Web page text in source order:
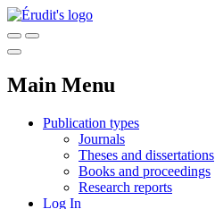
Main Menu
Publication types
Journals
Theses and dissertations
Books and proceedings
Research reports
Log In